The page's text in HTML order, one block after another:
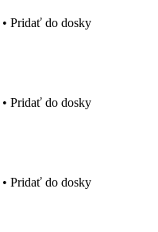
• Pridať do dosky
• Pridať do dosky
• Pridať do dosky